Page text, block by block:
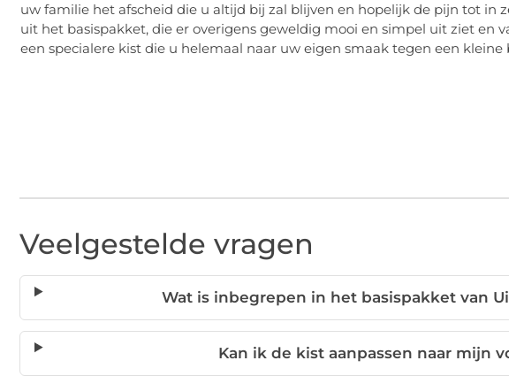
uw familie het afscheid die u altijd bij zal blijven en hopelijk de pijn tot in
uit het basispakket, die er overigens geweldig mooi en simpel uit ziet en
een specialere kist die u helemaal naar uw eigen smaak tegen een
Veelgestelde vragen
Wat is inbegrepen in het basispakket van
Kan ik de kist aanpassen naar mijn